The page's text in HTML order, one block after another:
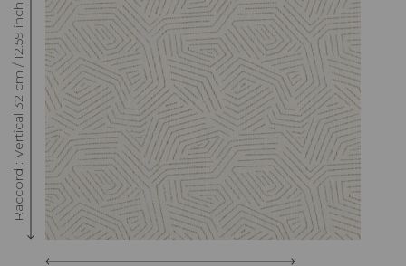
Raccord : Vertical 32 cm / 12.59 inch